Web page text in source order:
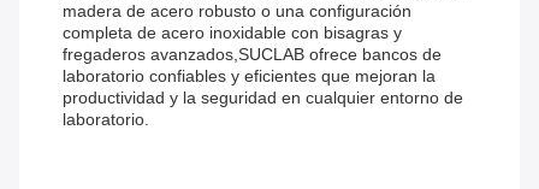
madera de acero robusto o una configuración
completa de acero inoxidable con bisagras y
fregaderos avanzados,SUCLAB ofrece bancos de
laboratorio confiables y eficientes que mejoran la
productividad y la seguridad en cualquier entorno de
laboratorio.